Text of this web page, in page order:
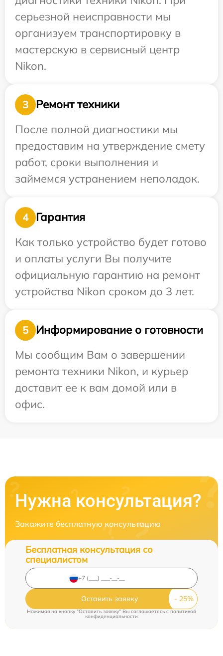
серьезной неисправности мы
организуем транспортировку в
мастерскую в сервисный центр
Nikon.
3
Ремонт техники
После полной диагностики мы
предоставим на утверждение смету
работ, сроки выполнения и
займемся устранением неполадок.
4
Гарантия
Как только устройство будет готово
и оплаты услуги Вы получите
официальную гарантию на ремонт
устройства Nikon сроком до 3 лет.
5
Информирование о готовности
Мы сообщим Вам о завершении
ремонта техники Nikon, и курьер
доставит ее к вам домой или в
офис.
Нужна консультация?
Закажите бесплатную консультацию
Бесплатная консультация со
специалистом
Оставить заявку
Нажимая на кнопку "Оставить заявку" Вы соглашаетесь cполитикой
конфиденциальности